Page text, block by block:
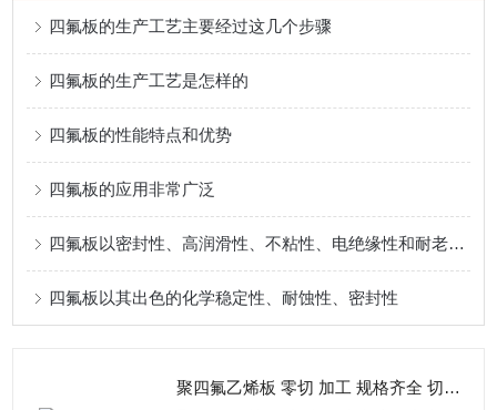
四氟板的生产工艺主要经过这几个步骤
四氟板的生产工艺是怎样的
四氟板的性能特点和优势
四氟板的应用非常广泛
四氟板以密封性、高润滑性、不粘性、电绝缘性和耐老化性而闻名
四氟板以其出色的化学稳定性、耐蚀性、密封性
聚四氟乙烯板 零切 加工 规格齐全 切割雕刻